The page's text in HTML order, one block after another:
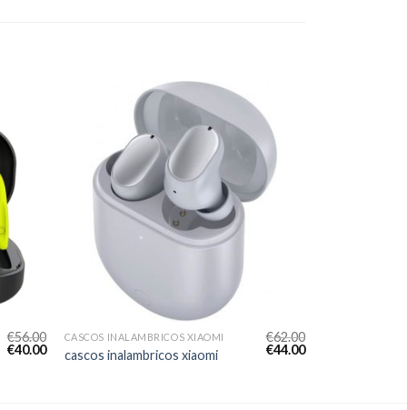
€56.00
€40.00
CASCOS INALAMBRICOS XIAOMI
cascos inalambricos xiaomi
€62.00
€44.00